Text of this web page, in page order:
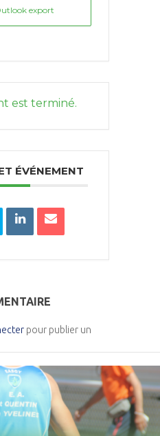
export
est terminé.
ÉVÉNEMENT
pour publier un